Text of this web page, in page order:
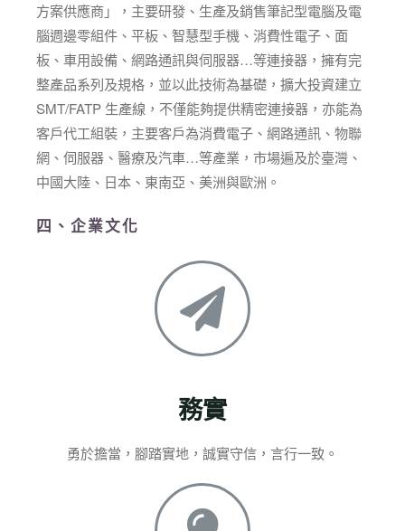
方案供應商」，主要研發、生產及銷售筆記型電腦及電
腦週邊零組件、平板、智慧型手機、消費性電子、面
板、車用設備、網路通訊與伺服器…等連接器，擁有完
整產品系列及規格，並以此技術為基礎，擴大投資建立
SMT/FATP 生產線，不僅能夠提供精密連接器，亦能為
客戶代工組裝，主要客戶為消費電子、網路通訊、物聯
網、伺服器、醫療及汽車…等產業，市場遍及於臺灣、
中國大陸、日本、東南亞、美洲與歐洲。
四、企業文化
務實
勇於擔當，腳踏實地，誠實守信，言行一致。